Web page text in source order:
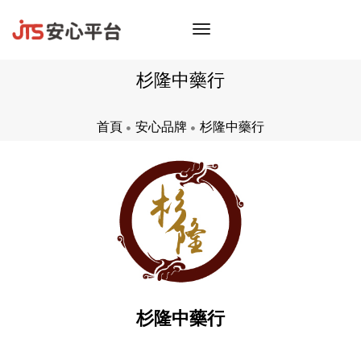
toggle
杉隆中藥行
首頁 安心品牌 杉隆中藥行
杉隆中藥行